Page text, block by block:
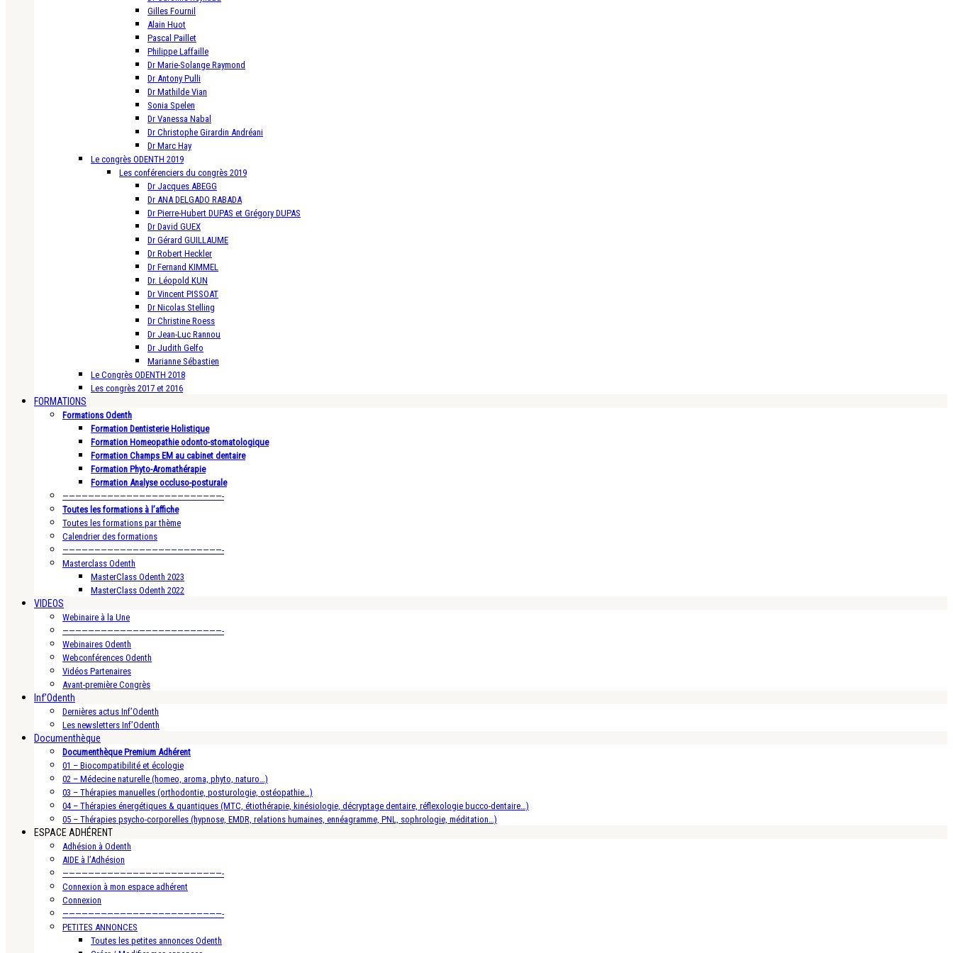
Gilles Fournil
Alain Huot
Pascal Paillet
Philippe Laffaille
Dr Marie-Solange Raymond
Dr Antony Pulli
Dr Mathilde Vian
Sonia Spelen
Dr Vanessa Nabal
Dr Christophe Girardin Andréani
Dr Marc Hay
Le congrès ODENTH 2019
Les conférenciers du congrès 2019
Dr Jacques ABEGG
Dr ANA DELGADO RABADA
Dr Pierre-Hubert DUPAS et Grégory DUPAS
Dr David GUEX
Dr Gérard GUILLAUME
Dr Robert Heckler
Dr Fernand KIMMEL
Dr. Léopold KUN
Dr Vincent PISSOAT
Dr Nicolas Stelling
Dr Christine Roess
Dr Jean-Luc Rannou
Dr Judith Gelfo
Marianne Sébastien
Le Congrès ODENTH 2018
Les congrès 2017 et 2016
FORMATIONS
Formations Odenth
Formation Dentisterie Holistique
Formation Homeopathie odonto-stomatologique
Formation Champs EM au cabinet dentaire
Formation Phyto-Aromathérapie
Formation Analyse occluso-posturale
—————————————————————————-
Toutes les formations à l’affiche
Toutes les formations par thème
Calendrier des formations
—————————————————————————-
Masterclass Odenth
MasterClass Odenth 2023
MasterClass Odenth 2022
VIDEOS
Webinaire à la Une
—————————————————————————-
Webinaires Odenth
Webconférences Odenth
Vidéos Partenaires
Avant-première Congrès
Inf’Odenth
Dernières actus Inf’Odenth
Les newsletters Inf’Odenth
Documenthèque
Documenthèque Premium Adhérent
01 – Biocompatibilité et écologie
02 – Médecine naturelle (homeo, aroma, phyto, naturo…)
03 – Thérapies manuelles (orthodontie, posturologie, ostéopathie…)
04 – Thérapies énergétiques & quantiques (MTC, étiothérapie, kinésiologie, décryptage dentaire, réflexologie bucco-dentaire…)
05 – Thérapies psycho-corporelles (hypnose, EMDR, relations humaines, ennéagramme, PNL, sophrologie, méditation…)
ESPACE ADHÉRENT
Adhésion à Odenth
AIDE à l’Adhésion
—————————————————————————-
Connexion à mon espace adhérent
Connexion
—————————————————————————-
PETITES ANNONCES
Toutes les petites annonces Odenth